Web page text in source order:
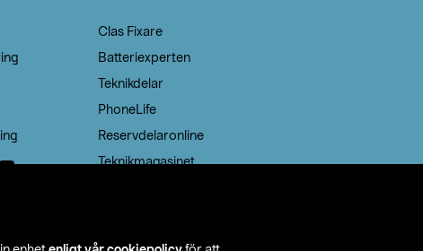
Clas Fixare
Batteriexperten
Teknikdelar
PhoneLife
Reservdelaronline
Teknikmagasinet